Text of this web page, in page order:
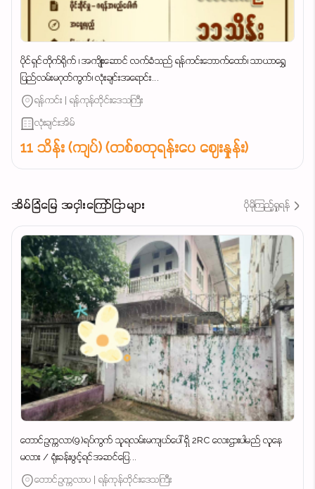
ပိုင်ရှင်တိုက်ရိုက် ၊ အကျိုးဆောင် လက်ခံသည် ရန်ကင်းဘောက်ထော်၊ သာယာရွှေ
ပြည်လမ်းမဂုတ်ကွက်၊ လုံးချင်းအရောင်း...
ရန်ကင်း | ရန်ကုန်တိုင်းဒေသကြီး
လုံးချင်းအိမ်
11 သိန်း (ကျပ်) (တစ်စတုရန်းပေ ဈေးနှုန်း)
အိမ်ခြံမြေ အငှါးကြော်ငြာများ ပိုမိုကြည့်ရှုရန်
တောင်ဥက္ကလာ(9)ရပ်ကွက် သူရလမ်းမကျယ်ပေါ် ရှိ 2RC လေးဌားပါမည် လူနေ
မလား / ရုံးခန်းဖွင့်ရင်အဆင်ပြေ...
တောင်ဥက္ကလာပ | ရန်ကုန်တိုင်းဒေသကြီး